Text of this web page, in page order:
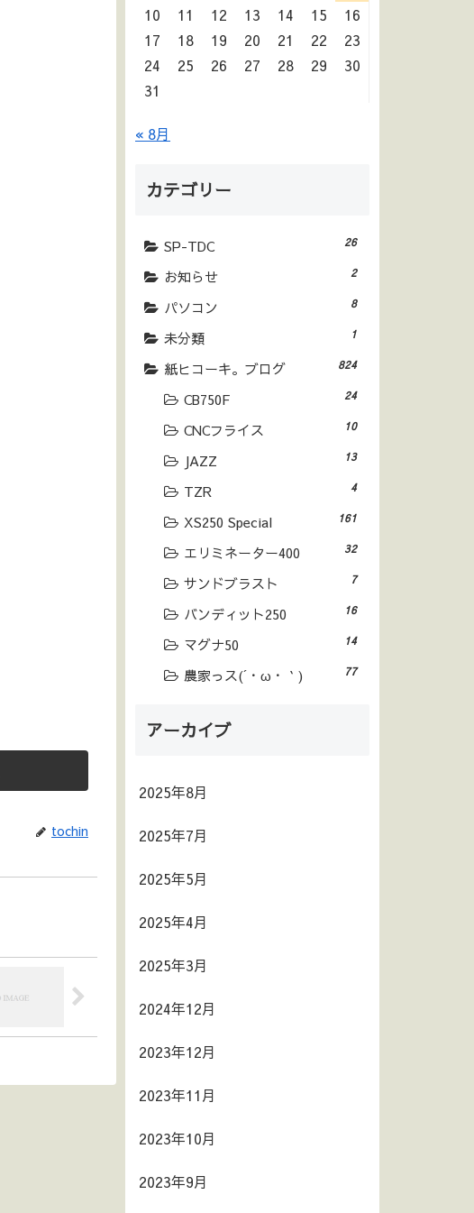
tochin
10
11 12 13 14 15
16
17
18 19 20 21 22
23
24
25 26 27 28 29
30
31
« 8月
カテゴリー
SP-TDC 26
お知らせ 2
パソコン 8
未分類 1
紙ヒコーキ。ブログ 824
CB750F 24
CNCフライス 10
JAZZ 13
TZR 4
XS250 Special 161
エリミネーター400 32
サンドブラスト 7
バンディット250 16
マグナ50 14
農家っス(´・ω・｀) 77
アーカイブ
2025年8月
2025年7月
2025年5月
2025年4月
2025年3月
2024年12月
2023年12月
2023年11月
2023年10月
2023年9月